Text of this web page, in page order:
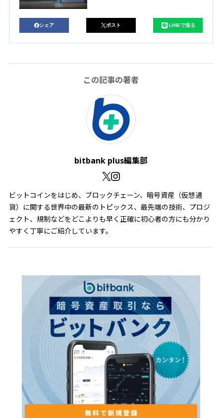
シェア ポスト LINEで送る
この記事の著者
bitbank plus編集部
ビットコインをはじめ、ブロックチェーン、暗号資産（仮想通
貨）に関する世界中の最新のトピックス、最先端の技術、プロジ
ェクト、規制などをどこよりも早く正確に初心者の方にも分かり
やすく丁寧にご紹介しています。